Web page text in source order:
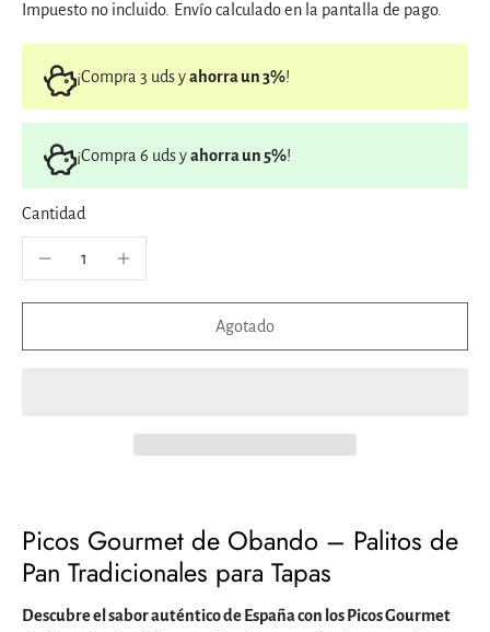
Impuesto no incluido. Envíocalculado en la pantalla de pago.
¡Compra 3 uds yahorra un 3%!
¡Compra 6 uds yahorra un 5%!
Cantidad
Agotado
Picos Gourmet de Obando – Palitos de
Pan Tradicionales para Tapas
Descubre el sabor auténtico de España con los Picos Gourmet